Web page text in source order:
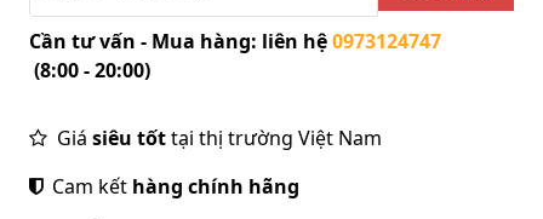
Cần tư vấn - Mua hàng: liên hệ0973124747
(8:00 - 20:00)
Giá siêu tốttại thị trường Việt Nam
Cam kết hàng chính hãng